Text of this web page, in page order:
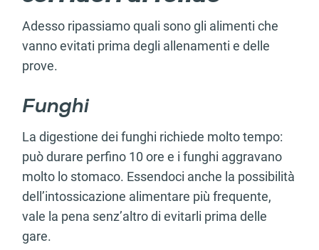
Adesso ripassiamo quali sono gli alimenti che
vanno evitati prima degli allenamenti e delle
prove.
Funghi
La digestione dei funghi richiede molto tempo:
può durare perfino 10 ore e i funghi aggravano
molto lo stomaco. Essendoci anche la possibilità
dell’intossicazione alimentare più frequente,
vale la pena senz’altro di evitarli prima delle
gare.